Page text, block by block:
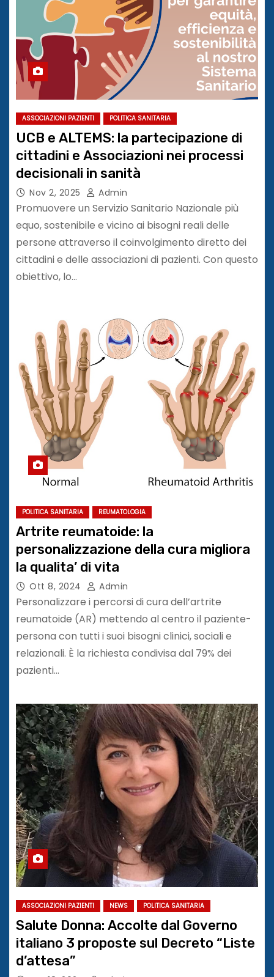
ASSOCIAZIONI PAZIENTI POLITICA SANITARIA
UCB e ALTEMS: la partecipazione di
cittadini e Associazioni nei processi
decisionali in sanità
Nov 2, 2025 Admin
Promuovere un Servizio Sanitario Nazionale più
equo, sostenibile e vicino ai bisogni reali delle
persone attraverso il coinvolgimento diretto dei
cittadini e delle associazioni di pazienti. Con questo
obiettivo, lo…
POLITICA SANITARIA REUMATOLOGIA
Artrite reumatoide: la
personalizzazione della cura migliora
la qualita’ di vita
Ott 8, 2024 Admin
Personalizzare i percorsi di cura dell’artrite
reumatoide (AR) mettendo al centro il paziente-
persona con tutti i suoi bisogni clinici, sociali e
relazionali. È la richiesta condivisa dal 79% dei
pazienti…
ASSOCIAZIONI PAZIENTI NEWS POLITICA SANITARIA
Salute Donna: Accolte dal Governo
italiano 3 proposte sul Decreto “Liste
d’attesa”